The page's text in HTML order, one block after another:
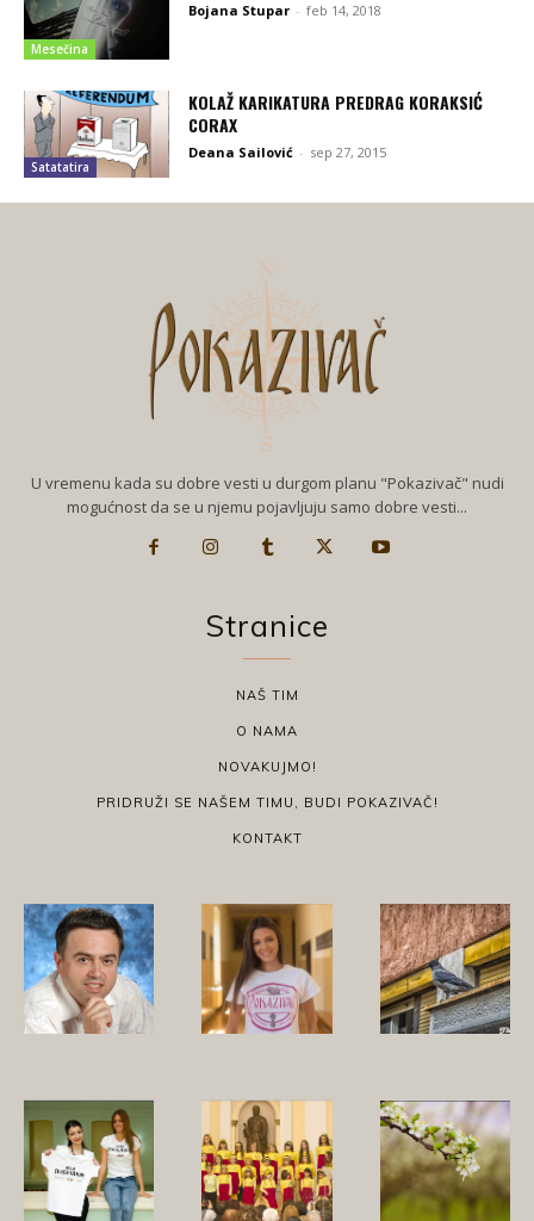
Mesečina
Bojana Stupar - feb 14, 2018
Satatatira
KOLAŽ KARIKATURA PREDRAG KORAKSIĆ
CORAX
Deana Sailović - sep 27, 2015
U vremenu kada su dobre vesti u durgom planu "Pokazivač" nudi
mogućnost da se u njemu pojavljuju samo dobre vesti...
Stranice
NAŠ TIM
O NAMA
NOVAKUJMO!
PRIDRUŽI SE NAŠEM TIMU, BUDI POKAZIVAČ!
KONTAKT